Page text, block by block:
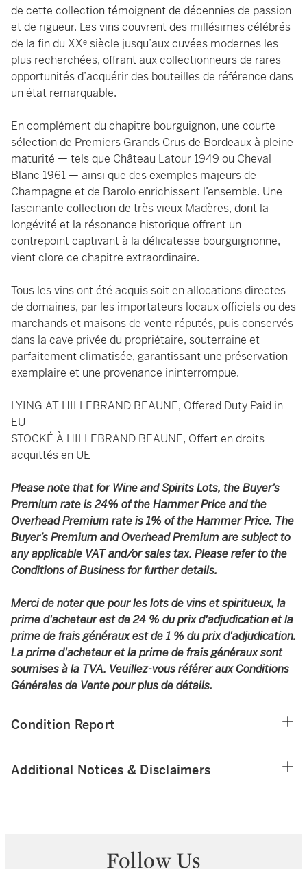
de cette collection témoignent de décennies de passion
et de rigueur. Les vins couvrent des millésimes célébrés
de la fin du XXᵉ siècle jusqu’aux cuvées modernes les
plus recherchées, offrant aux collectionneurs de rares
opportunités d’acquérir des bouteilles de référence dans
un état remarquable.
En complément du chapitre bourguignon, une courte
sélection de Premiers Grands Crus de Bordeaux à pleine
maturité — tels que Château Latour 1949 ou Cheval
Blanc 1961 — ainsi que des exemples majeurs de
Champagne et de Barolo enrichissent l’ensemble. Une
fascinante collection de très vieux Madères, dont la
longévité et la résonance historique offrent un
contrepoint captivant à la délicatesse bourguignonne,
vient clore ce chapitre extraordinaire.
Tous les vins ont été acquis soit en allocations directes
de domaines, par les importateurs locaux officiels ou des
marchands et maisons de vente réputés, puis conservés
dans la cave privée du propriétaire, souterraine et
parfaitement climatisée, garantissant une préservation
exemplaire et une provenance ininterrompue.
LYING AT HILLEBRAND BEAUNE, Offered Duty Paid in
EU
STOCKÉ À HILLEBRAND BEAUNE, Offert en droits
acquittés en UE
Please note that for Wine and Spirits Lots, the Buyer’s
Premium rate is 24% of the Hammer Price and the
Overhead Premium rate is 1% of the Hammer Price. The
Buyer’s Premium and Overhead Premium are subject to
any applicable VAT and/or sales tax. Please refer to the
Conditions of Business for further details.
Merci de noter que pour les lots de vins et spiritueux, la
prime d'acheteur est de 24 % du prix d'adjudication et la
prime de frais généraux est de 1 % du prix d'adjudication.
La prime d'acheteur et la prime de frais généraux sont
soumises à la TVA. Veuillez-vous référer aux Conditions
Générales de Vente pour plus de détails.
Condition Report
Additional Notices & Disclaimers
Follow Us